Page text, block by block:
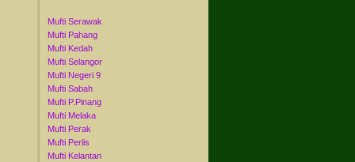
Mufti Serawak
Mufti Pahang
Mufti Kedah
Mufti Selangor
Mufti Negeri 9
Mufti Sabah
Mufti P.Pinang
Mufti Melaka
Mufti Perak
Mufti Perlis
Mufti Kelantan